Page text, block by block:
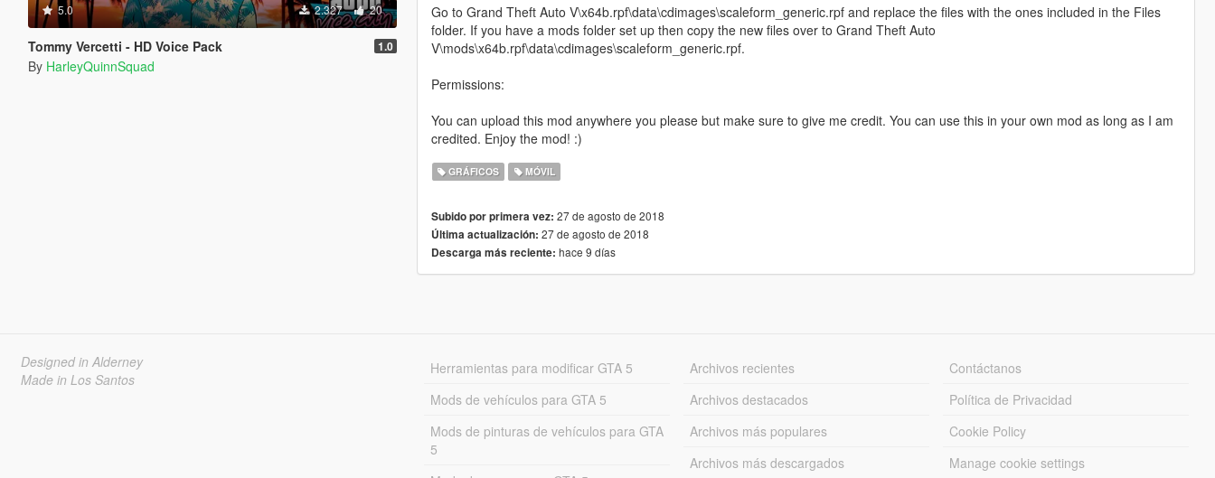
5.0 2.327 20
Tommy Vercetti - HD Voice Pack 1.0
By HarleyQuinnSquad
Go to Grand Theft Auto V\x64b.rpf\data\cdimages\scaleform_generic.rpf and replace the files with the ones included in the Files
folder. If you have a mods folder set up then copy the new files over to Grand Theft Auto
V\mods\x64b.rpf\data\cdimages\scaleform_generic.rpf.
Permissions:
You can upload this mod anywhere you please but make sure to give me credit. You can use this in your own mod as long as I am
credited. Enjoy the mod! :)
GRÁFICOS MÓVIL
Subido por primera vez: 27 de agosto de 2018
Última actualización: 27 de agosto de 2018
Descarga más reciente: hace 9 días
Designed in Alderney
Made in Los Santos
Herramientas para modificar GTA 5
Mods de vehículos para GTA 5
Mods de pinturas de vehículos para GTA
5
Archivos recientes
Archivos destacados
Archivos más populares
Archivos más descargados
Contáctanos
Política de Privacidad
Cookie Policy
Manage cookie settings